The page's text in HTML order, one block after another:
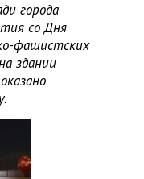
города
со Дня
фашистских
здании